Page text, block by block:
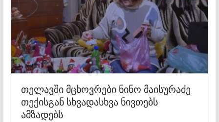
თელავში მცხოვრები ნინო მაისურაძე
თექისგან სხვადასხვა ნივთებს
ამზადებს